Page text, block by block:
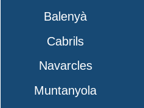
Balenyà
Cabrils
Navarcles
Muntanyola